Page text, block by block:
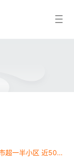
北京联通万兆宽带能力已覆盖全市超一半小区 近5000个 - 爱游戏app官方网站